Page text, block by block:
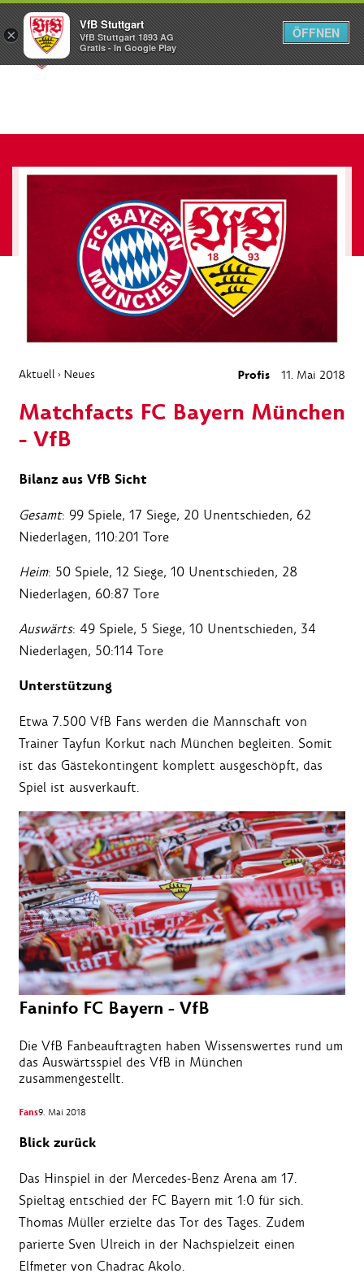
Menü
Aktuell › Neues Profis 11. Mai 2018
Matchfacts FC Bayern München
- VfB
Bilanz aus VfB Sicht
Gesamt: 99 Spiele, 17 Siege, 20 Unentschieden, 62
Niederlagen, 110:201 Tore
Heim: 50 Spiele, 12 Siege, 10 Unentschieden, 28
Niederlagen, 60:87 Tore
Auswärts: 49 Spiele, 5 Siege, 10 Unentschieden, 34
Niederlagen, 50:114 Tore
Unterstützung
Etwa 7.500 VfB Fans werden die Mannschaft von
Trainer Tayfun Korkut nach München begleiten. Somit
ist das Gästekontingent komplett ausgeschöpft, das
Spiel ist ausverkauft.
Faninfo FC Bayern - VfB
Die VfB Fanbeauftragten haben Wissenswertes rund um
das Auswärtsspiel des VfB in München
zusammengestellt.
Fans9. Mai 2018
Blick zurück
Das Hinspiel in der Mercedes-Benz Arena am 17.
Spieltag entschied der FC Bayern mit 1:0 für sich.
Thomas Müller erzielte das Tor des Tages. Zudem
parierte Sven Ulreich in der Nachspielzeit einen
Elfmeter von Chadrac Akolo.
×
VfB Stuttgart
VfB Stuttgart 1893 AG
Gratis - In Google Play
ÖFFNEN